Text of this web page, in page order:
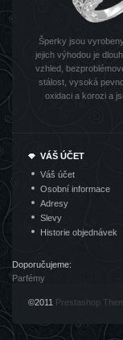
Šperky jsou
jejich výhodou je
vzhled,
stálost, vysoká
oxidaci a korozi a
VÁŠ ÚČET
Váš účet
Osobní informace
Adresy
Slevy
Historie objednávek
©2011 Prestashop
Doporučujeme:
Parfémy